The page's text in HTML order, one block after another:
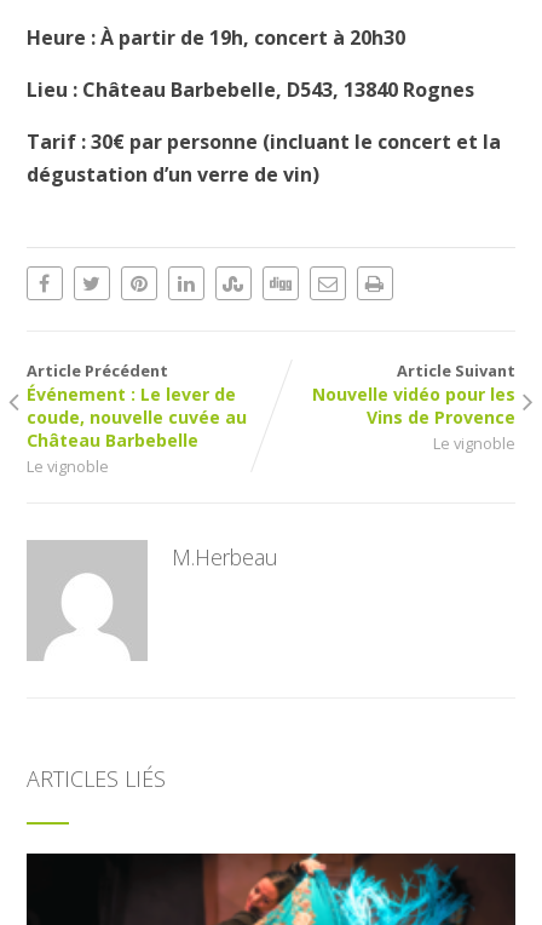
Heure : À partir de 19h, concert à 20h30
Lieu : Château Barbebelle, D543, 13840 Rognes
Tarif : 30€ par personne (incluant le concert et la
dégustation d’un verre de vin)
Article Précédent
Événement : Le lever de
coude, nouvelle cuvée au
Château Barbebelle
Le vignoble
Article Suivant
Nouvelle vidéo pour les
Vins de Provence
Le vignoble
M.Herbeau
ARTICLES LIÉS